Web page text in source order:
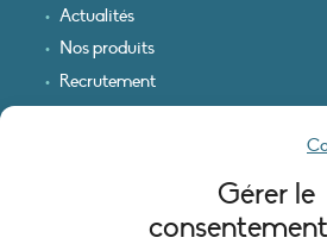
Gérer le
Actualités
Nos produits
Recrutement
INFORMATIONS LÉGALES
Mentions légales